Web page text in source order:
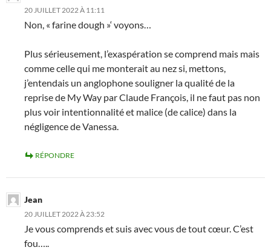
20 JUILLET 2022 À 11:11
Non, « farine dough »‘ voyons…
Plus sérieusement, l’exaspération se comprend mais mais
comme celle qui me monterait au nez si, mettons,
j’entendais un anglophone souligner la qualité de la
reprise de My Way par Claude François, il ne faut pas non
plus voir intentionnalité et malice (de calice) dans la
négligence de Vanessa.
RÉPONDRE
Jean
20 JUILLET 2022 À 23:52
Je vous comprends et suis avec vous de tout cœur. C’est
fou…..